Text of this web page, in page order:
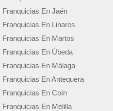
Franquicias En Jaén
Franquicias En Linares
Franquicias En Martos
Franquicias En Úbeda
Franquicias En Málaga
Franquicias En Antequera
Franquicias En Coín
Franquicias En Melilla